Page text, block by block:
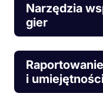
Narzędzia
gier
i